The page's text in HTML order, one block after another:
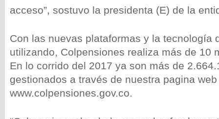
acceso”, sostuvo la presidenta (E) de la
Con las nuevas plataformas y la tecnología
utilizando, Colpensiones realiza más de 10
En lo corrido del 2017 ya son más de
gestionados a través de nuestra pagina web
www.colpensiones.gov.co.